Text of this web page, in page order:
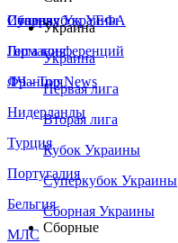
Сборная Украины
Италия
Германия
Франция
Нидерланды
Турция
Португалия
Бельгия
МЛС
Суперкубок УЕФА
Лига конференций
ЛЧ - Top News
Украина
Украина
Первая лига
Вторая лига
Кубок Украины
Суперкубок Украины
Сборная Украины
Сборные